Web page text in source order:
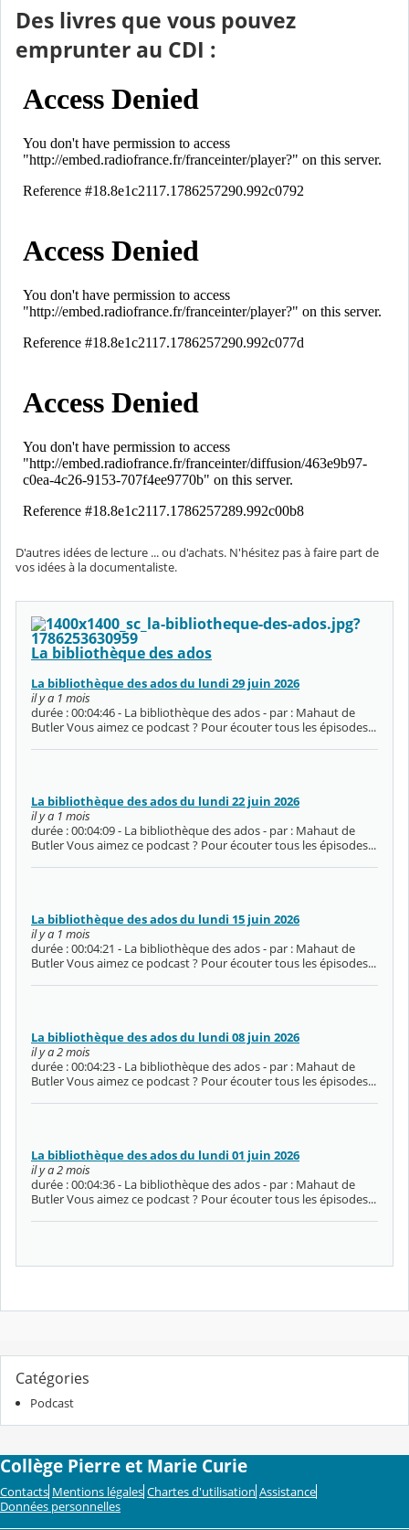
Des livres que vous pouvez
emprunter au CDI :
D'autres idées de lecture ... ou d'achats. N'hésitez pas à faire part de
vos idées à la documentaliste.
La bibliothèque des ados
La bibliothèque des ados du lundi 29 juin 2026
il y a 1 mois
durée : 00:04:46 - La bibliothèque des ados - par : Mahaut de
Butler Vous aimez ce podcast ? Pour écouter tous les épisodes...
La bibliothèque des ados du lundi 22 juin 2026
il y a 1 mois
durée : 00:04:09 - La bibliothèque des ados - par : Mahaut de
Butler Vous aimez ce podcast ? Pour écouter tous les épisodes...
La bibliothèque des ados du lundi 15 juin 2026
il y a 1 mois
durée : 00:04:21 - La bibliothèque des ados - par : Mahaut de
Butler Vous aimez ce podcast ? Pour écouter tous les épisodes...
La bibliothèque des ados du lundi 08 juin 2026
il y a 2 mois
durée : 00:04:23 - La bibliothèque des ados - par : Mahaut de
Butler Vous aimez ce podcast ? Pour écouter tous les épisodes...
La bibliothèque des ados du lundi 01 juin 2026
il y a 2 mois
durée : 00:04:36 - La bibliothèque des ados - par : Mahaut de
Butler Vous aimez ce podcast ? Pour écouter tous les épisodes...
Catégories
Podcast
Collège Pierre et Marie Curie
Contacts Mentions légales Chartes d'utilisation Assistance
Données personnelles